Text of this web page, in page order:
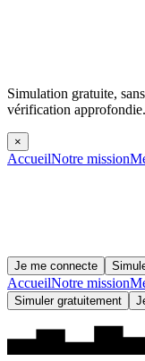
Simulation gratuite,
vérification approfondie.
×
AccueilNotre mission
Je me connecte
AccueilNotre mission
Simuler gratuitement